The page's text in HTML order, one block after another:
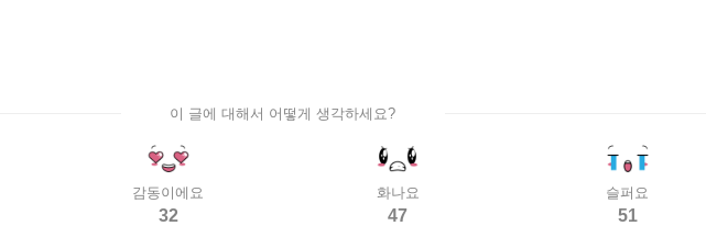
이 글에 대해서 어떻게 생각하세요?
감동이에요
32
화나요
47
슬퍼요
51